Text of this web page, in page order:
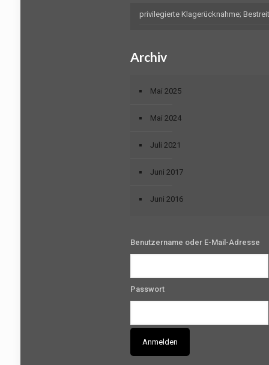
privilegierte Klagerücknahme;
Archiv
Mai 2025
Mai 2024
Juli 2021
Juni 2017
Juni 2016
Benutzername oder E-Mail-Adresse
Passwort